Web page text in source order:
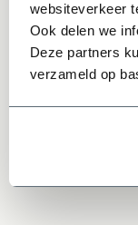
websiteverkeer
Ook delen we
Deze partners
verzameld op